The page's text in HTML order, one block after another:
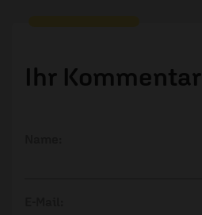
Ihr Kommentar